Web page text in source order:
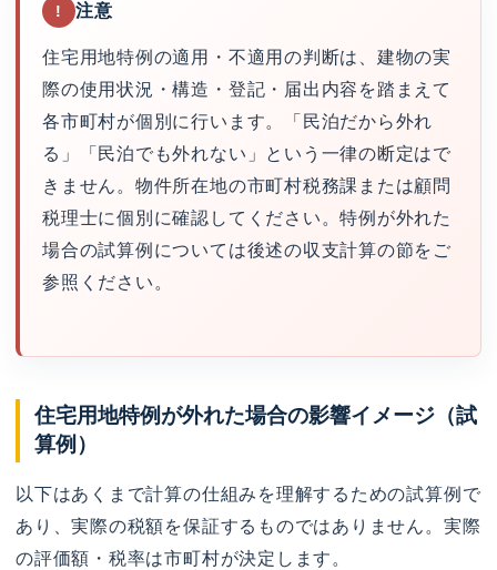
! 注意
住宅用地特例の適用・不適用の判断は、建物の実
際の使用状況・構造・登記・届出内容を踏まえて
各市町村が個別に行います。「民泊だから外れ
る」「民泊でも外れない」という一律の断定はで
きません。物件所在地の市町村税務課または顧問
税理士に個別に確認してください。特例が外れた
場合の試算例については後述の収支計算の節をご
参照ください。
住宅用地特例が外れた場合の影響イメージ（試
算例）
以下はあくまで計算の仕組みを理解するための試算例で
あり、実際の税額を保証するものではありません。実際
の評価額・税率は市町村が決定します。